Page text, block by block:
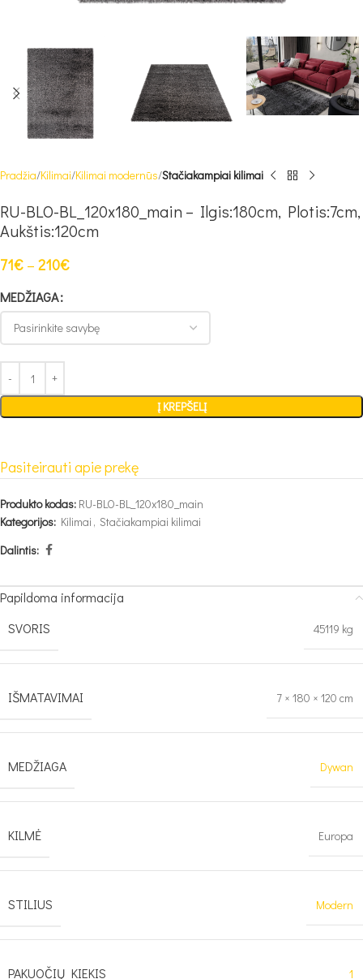
Pradžia Kilimai Kilimai modernūs Stačiakampiai kilimai
RU-BLO-BL_120x180_main – Ilgis:180cm, Plotis:7cm,
Aukštis:120cm
71€ – 210€
MEDŽIAGA
Į KREPŠELĮ
Pasiteirauti apie prekę
Produkto kodas: RU-BLO-BL_120x180_main
Kategorijos: Kilimai , Stačiakampiai kilimai
Dalintis:
Papildoma informacija
SVORIS
45119 kg
IŠMATAVIMAI 7 × 180 × 120 cm
MEDŽIAGA Dywan
KILMĖ Europa
STILIUS Modern
PAKUOČIŲ KIEKIS 1